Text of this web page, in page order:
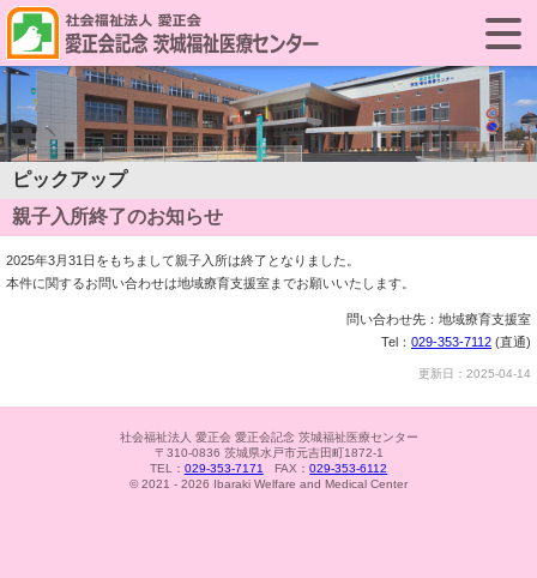
ピックアップ
親子入所終了のお知らせ
2025年3月31日をもちまして親子入所は終了となりました。
本件に関するお問い合わせは地域療育支援室までお願いいたします。
問い合わせ先：地域療育支援室
Tel： 029-353-7112 (直通)
更新日：2025-04-14
社会福祉法人 愛正会 愛正会記念 茨城福祉医療センター
〒310-0836 茨城県水戸市元吉田町1872-1
TEL： 029-353-7171 FAX：029-353-6112
© 2021 - 2026 Ibaraki Welfare and Medical Center